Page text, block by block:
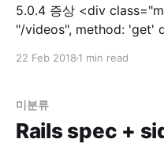
5.0.4 증상 <div class="modal fade"> ... <%= form_tag
"/videos", method: 'get' do
22 Feb 2018 1 min read
미분류
Rails spec +